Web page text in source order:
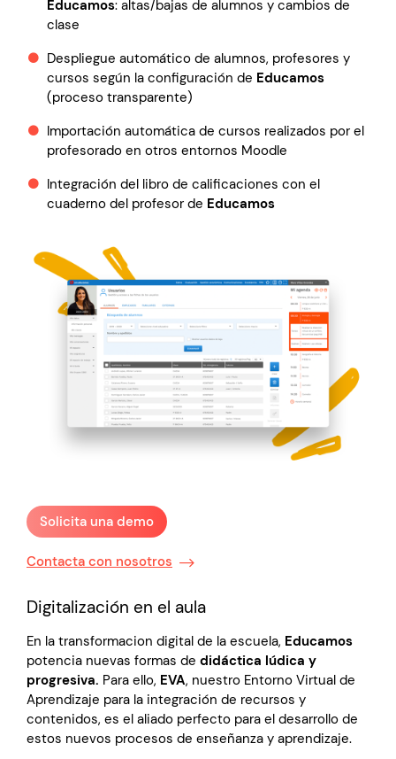
Educamos: altas/bajas de alumnos y cambios de
clase
Despliegue automático de alumnos, profesores y
cursos según la configuración de Educamos
(proceso transparente)
Importación automática de cursos realizados por el
profesorado en otros entornos Moodle
Integración del libro de calificaciones con el
cuaderno del profesor de Educamos
Solicita una demo
Contacta con nosotros
Digitalización en el aula
En la transformacion digital de la escuela, Educamos
potencia nuevas formas de didáctica lúdica y
progresiva. Para ello, EVA, nuestro Entorno Virtual de
Aprendizaje para la integración de recursos y
contenidos, es el aliado perfecto para el desarrollo de
estos nuevos procesos de enseñanza y aprendizaje.